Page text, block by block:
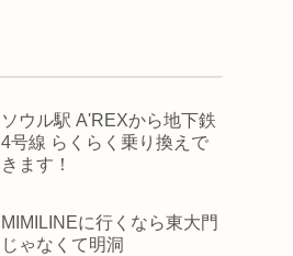
ソウル駅 A'REXから地下鉄
4号線 らくらく乗り換えで
きます！
MIMILINEに行くなら東大門
じゃなくて明洞